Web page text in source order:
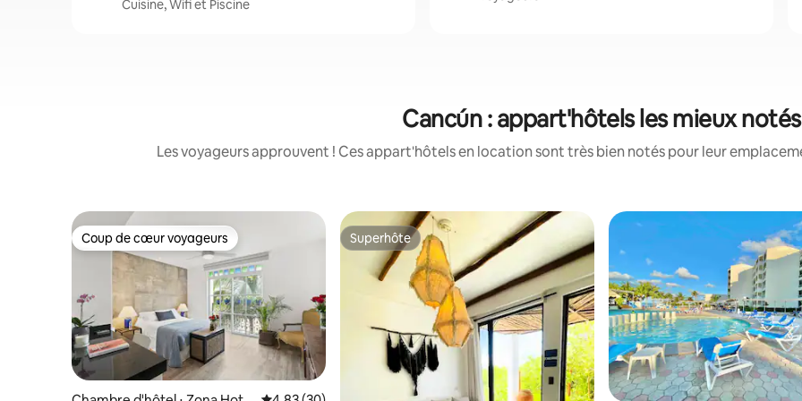
Cuisine, Wifi et Piscine
Cancún : appart'hôtels les mieux notés
Les voyageurs approuvent ! Ces appart'hôtels en location sont très bien notés pour leur
Coup de cœur voyageurs
Coup de cœur voyageurs Superhôte
Superhôte